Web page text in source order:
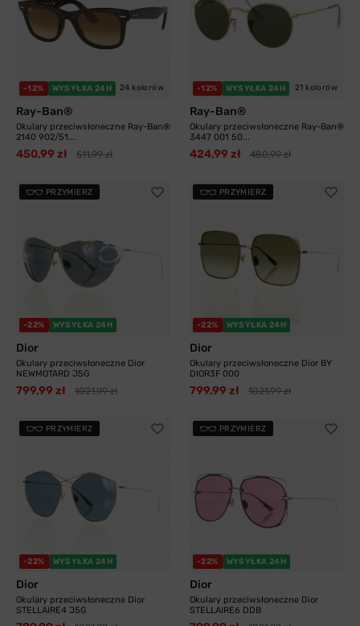
-12% WYSYŁKA 24H 24 kolorów
Ray-Ban®
Okulary przeciwsłoneczne Ray-Ban®
2140 902/51...
450,99 zł 511,99 zł
-12% WYSYŁKA 24H 21 kolorów
Ray-Ban®
Okulary przeciwsłoneczne Ray-Ban®
3447 001 50...
424,99 zł 480,99 zł
PRZYMIERZ
-22% WYSYŁKA 24H
Dior
Okulary przeciwsłoneczne Dior
NEWMOTARD J5G
799,99 zł 1021,99 zł
PRZYMIERZ
-22% WYSYŁKA 24H
Dior
Okulary przeciwsłoneczne Dior BY
DIOR3F 000
799,99 zł 1021,99 zł
PRZYMIERZ
-22% WYSYŁKA 24H
Dior
Okulary przeciwsłoneczne Dior
STELLAIRE4 J5G
PRZYMIERZ
-22% WYSYŁKA 24H
Dior
Okulary przeciwsłoneczne Dior
STELLAIRE6 DDB